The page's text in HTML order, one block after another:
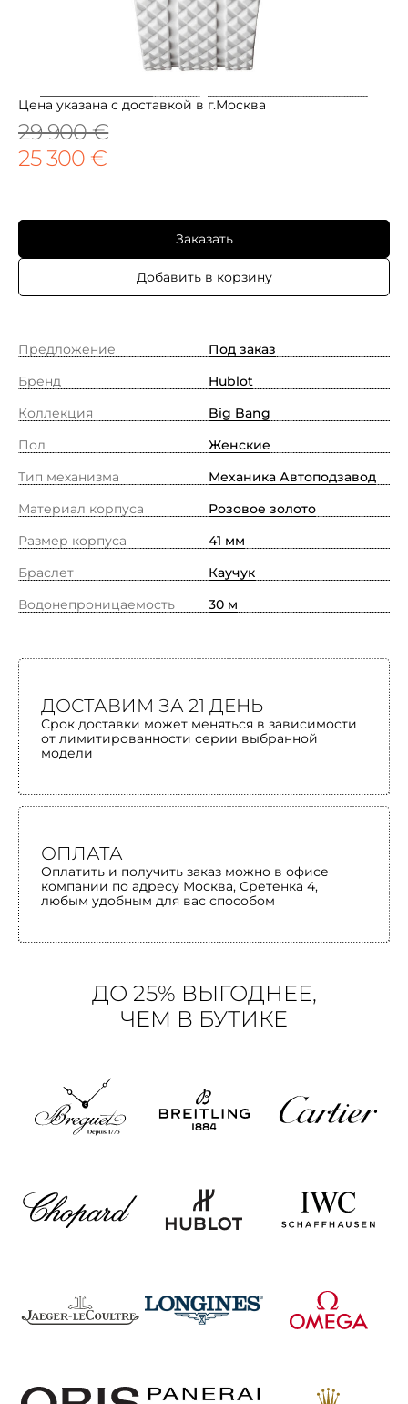
Цена указана с доставкой в г.Москва
29 900 €
25 300 €
Заказать
Добавить в корзину
Предложение
Под заказ
Бренд
Hublot
Коллекция
Big Bang
Пол
Женские
Тип механизма
Механика Автоподзавод
Материал корпуса
Розовое золото
Размер корпуса
41 мм
Браслет
Каучук
Водонепроницаемость
30 м
ДОСТАВИМ ЗА 21 ДЕНЬ
Срок доставки может меняться в зависимости
от лимитированности серии выбранной
модели
ОПЛАТА
Оплатить и получить заказ можно в офисе
компании по адресу Москва, Сретенка 4,
любым удобным для вас способом
ДО 25% ВЫГОДНЕЕ,
ЧЕМ В БУТИКЕ